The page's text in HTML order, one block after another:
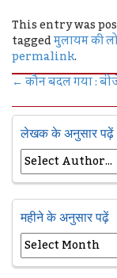
This entry was
taggedमुलायम की
permalink.
←कौन बदल गया :
लेखक के अनुसार पढ़ें
महीने के अनुसार पढ़ें